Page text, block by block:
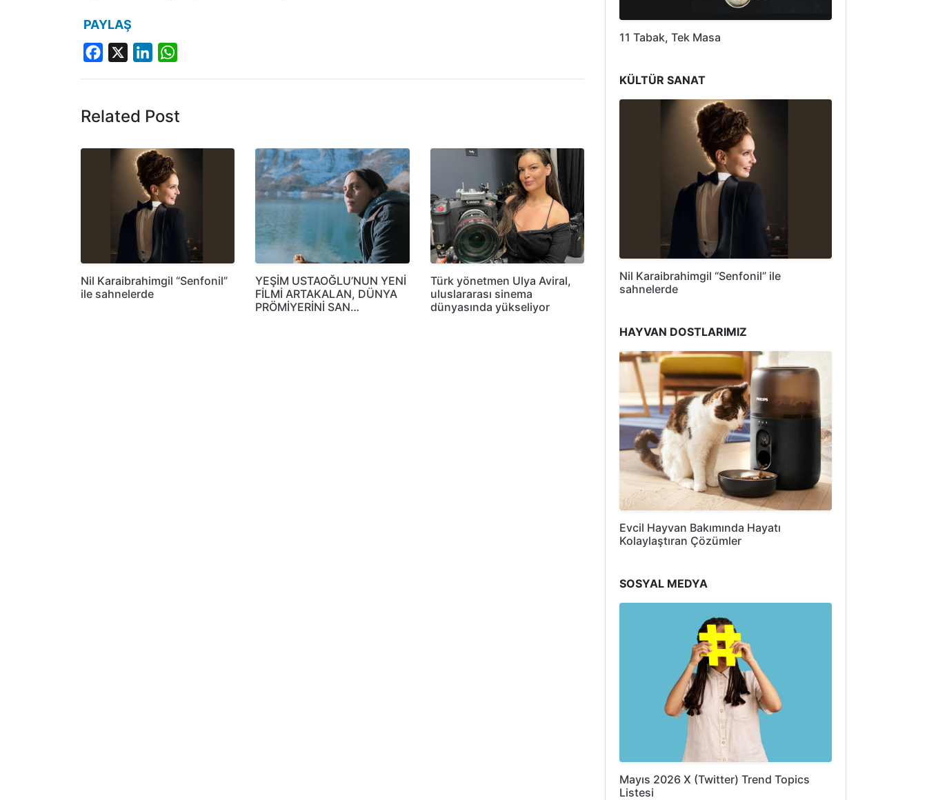
PAYLAŞ
Facebook LinkedIn
Related Post
Nil Karaibrahimgil “Senfonil”
ile sahnelerde
YEŞİM USTAOĞLU’NUN YENİ
FİLMİ ARTAKALAN, DÜNYA
PRÖMİYERİNİ SAN…
Türk yönetmen Ulya Aviral,
uluslararası sinema
dünyasında yükseliyor
11 Tabak, Tek Masa
KÜLTÜR SANAT
Nil Karaibrahimgil “Senfonil” ile
sahnelerde
HAYVAN DOSTLARIMIZ
Evcil Hayvan Bakımında Hayatı
Kolaylaştıran Çözümler
SOSYAL MEDYA
Mayıs 2026 X (Twitter) Trend Topics
Listesi